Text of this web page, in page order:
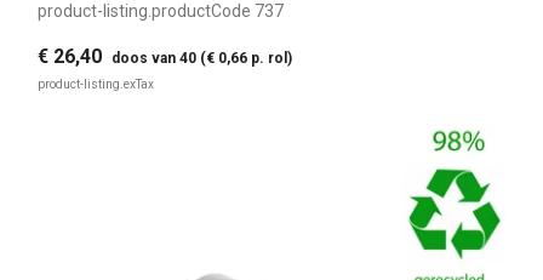
product-listing.productCode 737
€ 26,40 doos van 40 (€ 0,66 p. rol)
product-listing.exTax